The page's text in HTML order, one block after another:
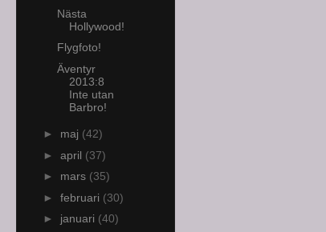
Nästa
Hollywood!
Flygfoto!
Äventyr
2013:8
Inte utan
Barbro!
► maj (42)
► april (37)
► mars (35)
► februari (30)
► januari (40)